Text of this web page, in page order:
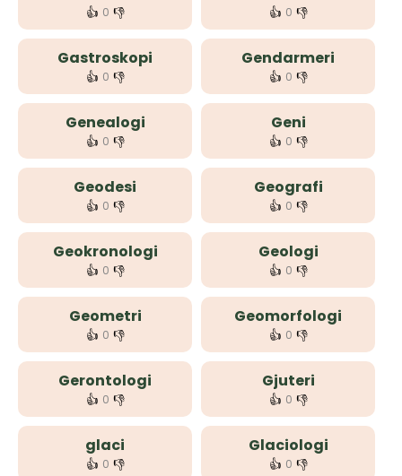
👍 0 👎 👍 0 👎
Gastroskopi
👍 0 👎
Gendarmeri
👍 0 👎
Genealogi
👍 0 👎
Geni
👍 0 👎
Geodesi
👍 0 👎
Geografi
👍 0 👎
Geokronologi
👍 0 👎
Geologi
👍 0 👎
Geometri
👍 0 👎
Geomorfologi
👍 0 👎
Gerontologi
👍 0 👎
Gjuteri
👍 0 👎
glaci
👍 0 👎
Glaciologi
👍 0 👎